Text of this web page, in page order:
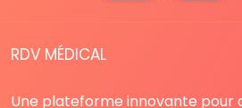
RDV MÉDICAL
Une plateforme innovante